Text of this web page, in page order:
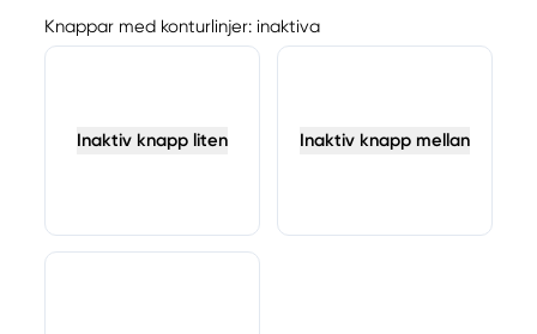
Knappar med konturlinjer: inaktiva
Inaktiv knapp liten Inaktiv knapp mellan